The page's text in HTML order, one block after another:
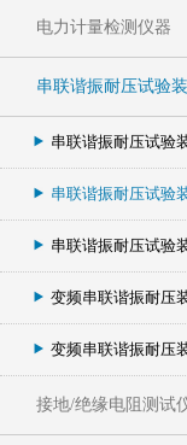
电力计量检测仪器
串联谐振耐压试验
串联谐振耐压试验
串联谐振耐压试验
串联谐振耐压试验
变频串联谐振耐压
变频串联谐振耐压
接地/绝缘电阻测试